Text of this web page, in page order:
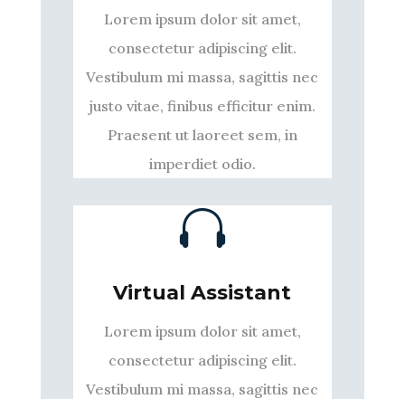
Lorem ipsum dolor sit amet,
consectetur adipiscing elit.
Vestibulum mi massa, sagittis nec
justo vitae, finibus efficitur enim.
Praesent ut laoreet sem, in
imperdiet odio.

Virtual Assistant
Lorem ipsum dolor sit amet,
consectetur adipiscing elit.
Vestibulum mi massa, sagittis nec